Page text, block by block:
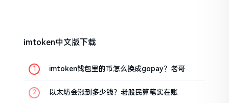
imtoken中文版下载
imtoken钱包里的币怎么换成gopay？老哥手
以太坊会涨到多少钱？老股民算笔实在账